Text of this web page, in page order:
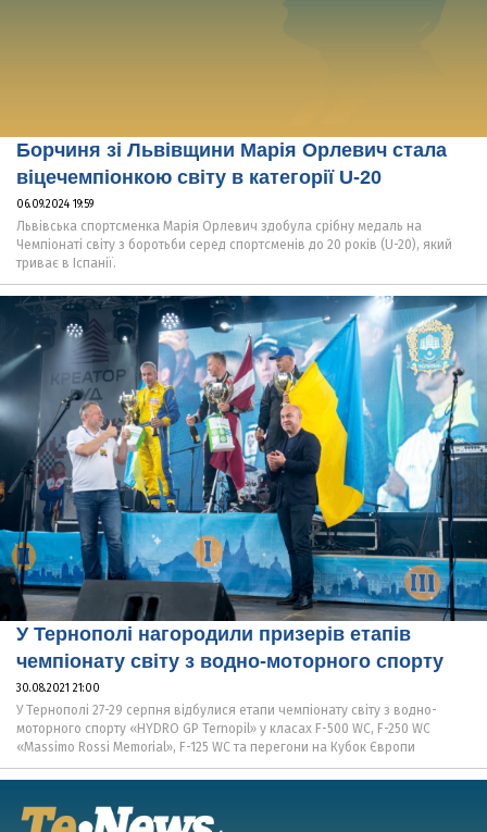
Борчиня зі Львівщини Марія Орлевич стала
віцечемпіонкою світу в категорії U-20
06.09.2024 19:59
Львівська спортсменка Марія Орлевич здобула срібну медаль на
Чемпіонаті світу з боротьби серед спортсменів до 20 років (U-20), який
триває в Іспанії.
У Тернополі нагородили призерів етапів
чемпіонату світу з водно-моторного спорту
30.08.2021 21:00
У Тернополі 27-29 серпня відбулися етапи чемпіонату світу з водно-
моторного спорту «HYDRO GP Ternopil» у класах F-500 WC, F-250 WC
«Massimo Rossi Memorial», F-125 WC та перегони на Кубок Європи